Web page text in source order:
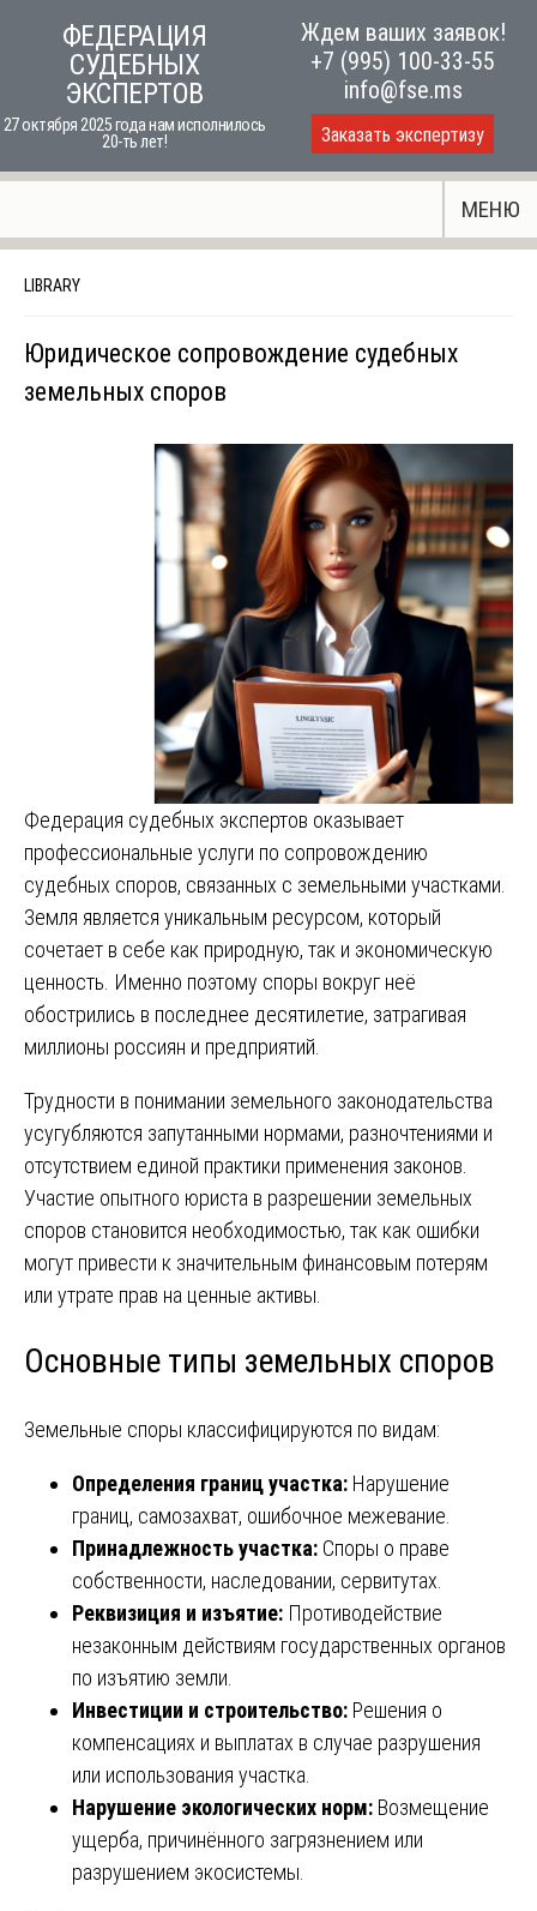
ФЕДЕРАЦИЯ
СУДЕБНЫХ
ЭКСПЕРТОВ
27 октября 2025 года нам исполнилось
20-ть лет!
Ждем ваших заявок!
+7 (995) 100-33-55
info@fse.ms
Заказать экспертизу
МЕНЮ
LIBRARY
Юридическое сопровождение судебных
земельных споров
Федерация судебных экспертов оказывает
профессиональные услуги по сопровождению
судебных споров, связанных с земельными участками.
Земля является уникальным ресурсом, который
сочетает в себе как природную, так и экономическую
ценность. Именно поэтому споры вокруг неё
обострились в последнее десятилетие, затрагивая
миллионы россиян и предприятий.
Трудности в понимании земельного законодательства
усугубляются запутанными нормами, разночтениями и
отсутствием единой практики применения законов.
Участие опытного юриста в разрешении земельных
споров становится необходимостью, так как ошибки
могут привести к значительным финансовым потерям
или утрате прав на ценные активы.
Основные типы земельных споров
Земельные споры классифицируются по видам:
Определения границ участка: Нарушение
границ, самозахват, ошибочное межевание.
Принадлежность участка: Споры о праве
собственности, наследовании, сервитутах.
Реквизиция и изъятие: Противодействие
незаконным действиям государственных органов
по изъятию земли.
Инвестиции и строительство: Решения о
компенсациях и выплатах в случае разрушения
или использования участка.
Нарушение экологических норм: Возмещение
ущерба, причинённого загрязнением или
разрушением экосистемы.